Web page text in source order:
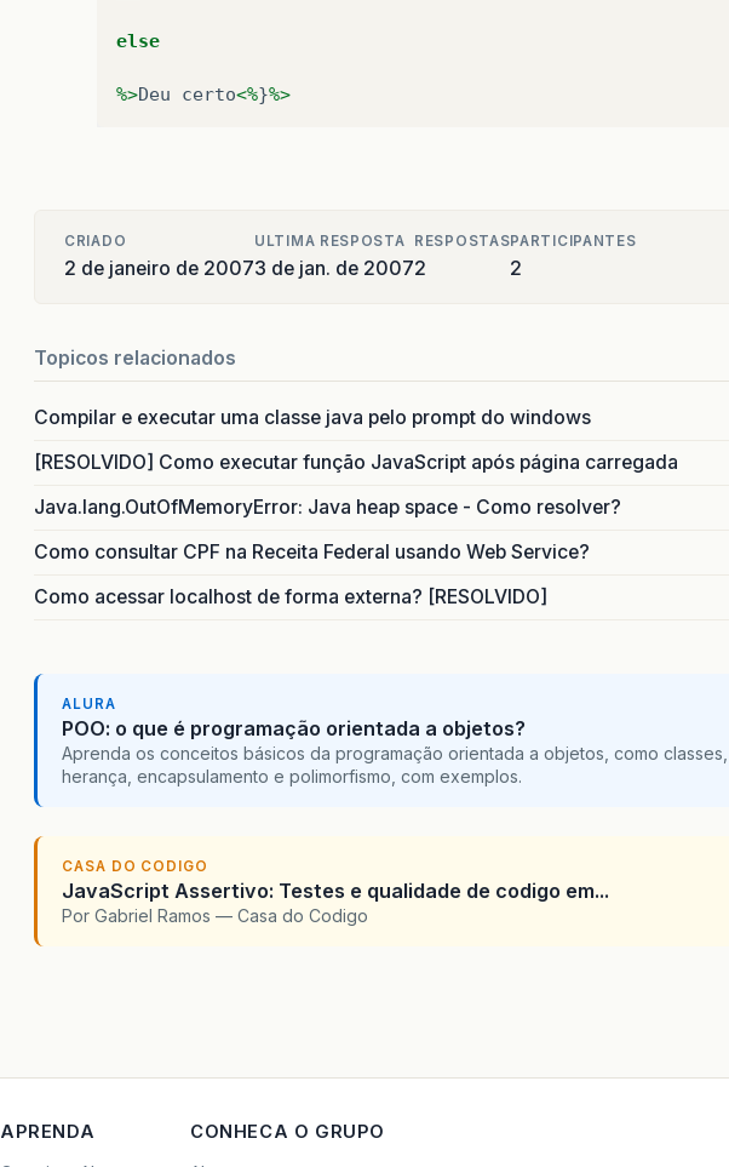
else
%>Deu certo<%}%>
CRIADO
2 de janeiro de 2007
ULTIMA RESPOSTA
3 de jan. de 2007
RESPOSTAS
2
PARTICIPANTES
2
Topicos relacionados
Compilar e executar uma classe java pelo prompt do windows
[RESOLVIDO] Como executar função JavaScript após página carregada
Java.lang.OutOfMemoryError: Java heap space - Como resolver?
Como consultar CPF na Receita Federal usando Web Service?
Como acessar localhost de forma externa? [RESOLVIDO]
ALURA
POO: o que é programação orientada a objetos?
Aprenda os conceitos básicos da programação orientada a objetos, como classes,
herança, encapsulamento e polimorfismo, com exemplos.
CASA DO CODIGO
JavaScript Assertivo: Testes e qualidade de codigo em...
Por Gabriel Ramos — Casa do Codigo
APRENDA
CONHECA O GRUPO